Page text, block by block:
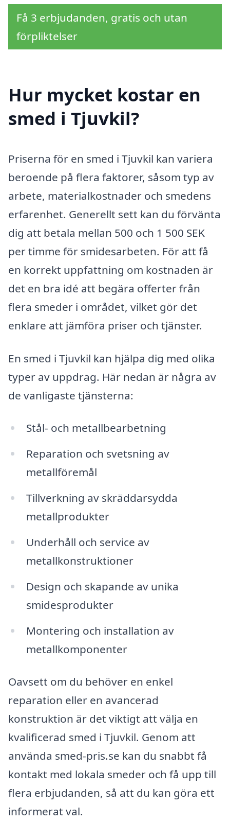
Få 3 erbjudanden, gratis och utan
förpliktelser
Hur mycket kostar en
smed i Tjuvkil?
Priserna för en smed i Tjuvkil kan variera
beroende på flera faktorer, såsom typ av
arbete, materialkostnader och smedens
erfarenhet. Generellt sett kan du förvänta
dig att betala mellan 500 och 1 500 SEK
per timme för smidesarbeten. För att få
en korrekt uppfattning om kostnaden är
det en bra idé att begära offerter från
flera smeder i området, vilket gör det
enklare att jämföra priser och tjänster.
En smed i Tjuvkil kan hjälpa dig med olika
typer av uppdrag. Här nedan är några av
de vanligaste tjänsterna:
Stål- och metallbearbetning
Reparation och svetsning av
metallföremål
Tillverkning av skräddarsydda
metallprodukter
Underhåll och service av
metallkonstruktioner
Design och skapande av unika
smidesprodukter
Montering och installation av
metallkomponenter
Oavsett om du behöver en enkel
reparation eller en avancerad
konstruktion är det viktigt att välja en
kvalificerad smed i Tjuvkil. Genom att
använda smed-pris.se kan du snabbt få
kontakt med lokala smeder och få upp till
flera erbjudanden, så att du kan göra ett
informerat val.